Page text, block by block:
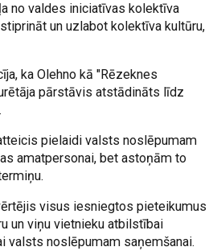
no valdes iniciatīvas kolektīva
un uzlabot kolektīva kultūru,
ka Olehno kā "Rēzeknes
pārstāvis atstādināts līdz
pielaidi valsts noslēpumam
amatpersonai, bet astoņām to
visus iesniegtos pieteikumus
un viņu vietnieku atbilstībai
valsts noslēpumam saņemšanai.